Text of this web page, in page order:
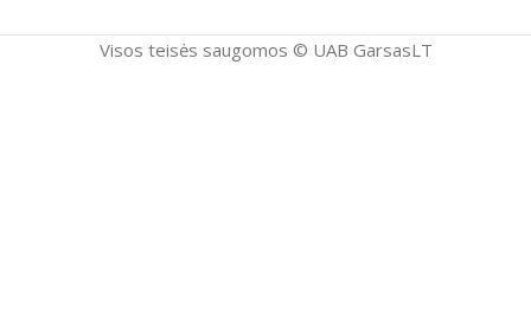
Visos teisės saugomos ©️ UAB GarsasLT